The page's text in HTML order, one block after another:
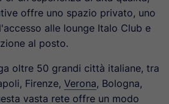
offre uno spazio privato, uno
alle lounge Italo Club e
al posto.
oltre 50 grandi città italiane, tra
Firenze, Verona, Bologna,
vasta rete offre un modo